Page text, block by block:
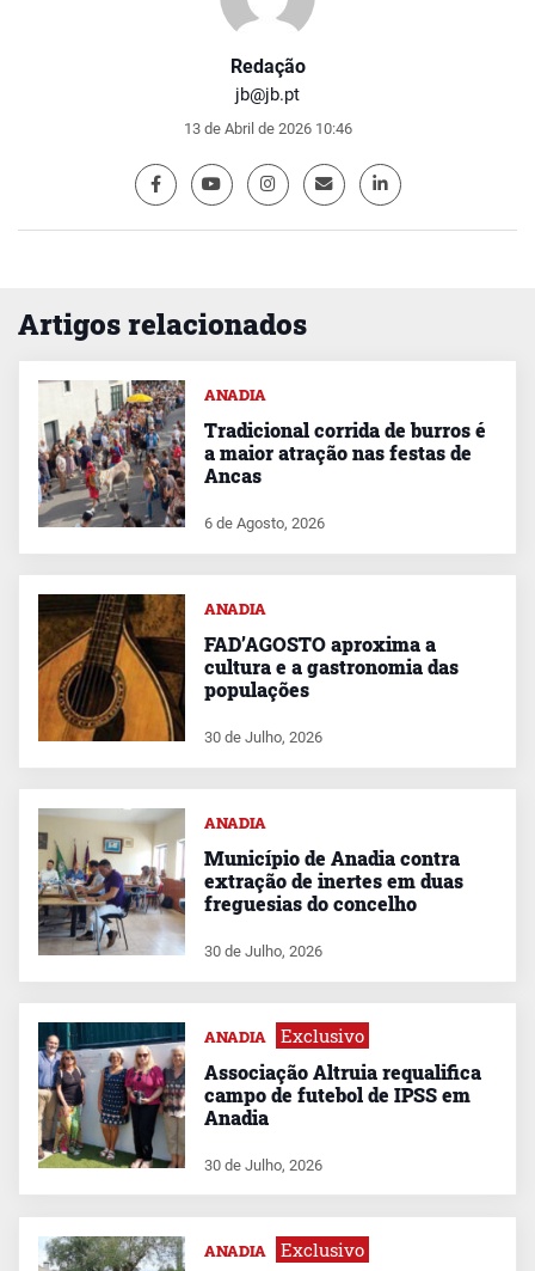
Redação
jb@jb.pt
13 de Abril de 2026 10:46
Artigos relacionados
ANADIA
Tradicional corrida de burros é
a maior atração nas festas de
Ancas
6 de Agosto, 2026
ANADIA
FAD’AGOSTO aproxima a
cultura e a gastronomia das
populações
30 de Julho, 2026
ANADIA
Município de Anadia contra
extração de inertes em duas
freguesias do concelho
30 de Julho, 2026
ANADIA Exclusivo
Associação Altruia requalifica
campo de futebol de IPSS em
Anadia
30 de Julho, 2026
ANADIA Exclusivo